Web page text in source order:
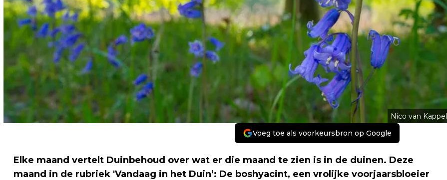
Nico van Kappel
Voeg toe als voorkeursbron op Google
Elke maand vertelt Duinbehoud over wat er die maand te zien is in de duinen. Deze
maand in de rubriek 'Vandaag in het Duin’: De boshyacint, een vrolijke voorjaarsbloeier